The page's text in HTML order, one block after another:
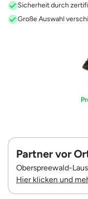
Sicherheit durch
Große Auswahl
Partner vor
Oberspreewald-
Hier klicken und